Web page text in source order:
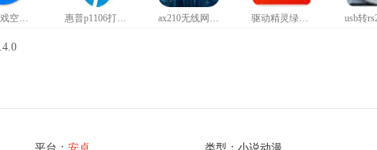
红魔游戏空间官方正版 惠普p1106打印机驱动 ax210无线网卡驱动 驱动精灵绿色版